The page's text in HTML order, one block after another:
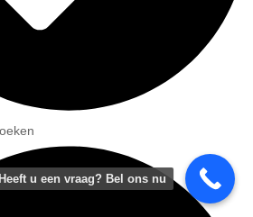
Heeft u een vraag? Bel ons nu